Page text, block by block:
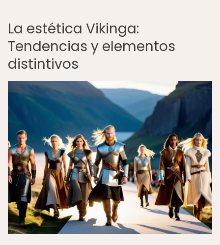
La estética Vikinga:
Tendencias y elementos
distintivos